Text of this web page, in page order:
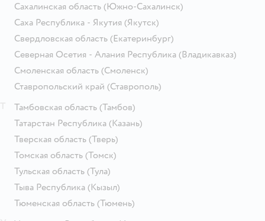
Сахалинская область (Южно-Сахалинск)
Саха Республика - Якутия (Якутск)
Свердловская область (Екатеринбург)
Северная Осетия - Алания Республика (Владикавказ)
Смоленская область (Смоленск)
Ставропольский край (Ставрополь)
Тамбовская область (Тамбов)
Татарстан Республика (Казань)
Тверская область (Тверь)
Томская область (Томск)
Тульская область (Тула)
Тыва Республика (Кызыл)
Тюменская область (Тюмень)